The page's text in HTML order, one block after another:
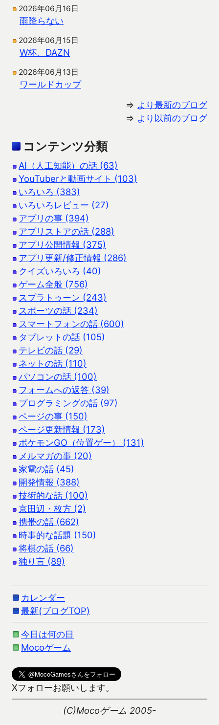
2026年06月16日
雨降らない
2026年06月15日
W杯、DAZN
2026年06月13日
ワールドカップ
⇒ より最新のブログ
⇒ より以前のブログ
コンテンツ分類
AI（人工知能）の話 (63)
YouTuberと動画サイト (103)
いろいろ (383)
いろいろレビュー (27)
アプリの事 (394)
アプリストアの話 (288)
アプリ公開情報 (375)
アプリ更新/修正情報 (286)
クイズいろいろ (40)
ゲーム全般 (756)
スプラトゥーン (243)
スポーツの話 (234)
スマートフォンの話 (600)
タブレットの話 (105)
テレビの話 (29)
ネットの話 (110)
パソコンの話 (100)
フォームへの返答 (39)
プログラミングの話 (97)
ページの事 (150)
ページ更新情報 (173)
ポケモンGO（位置ゲー） (131)
メルマガの事 (20)
家電の話 (45)
開発情報 (388)
技術的な話 (100)
京田辺・枚方 (2)
携帯の話 (662)
時事的な話題 (150)
将棋の話 (66)
独り言 (89)
カレンダー
最新(ブログTOP)
今日は何の日
Mocoゲーム
Xフォローお願いします。
(C)Mocoゲーム 2005-